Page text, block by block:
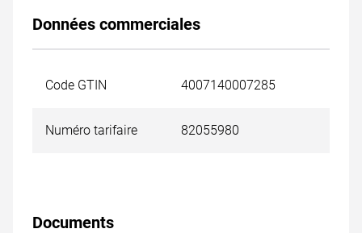
Données commerciales
Code GTIN 4007140007285
Numéro tarifaire 82055980
Documents